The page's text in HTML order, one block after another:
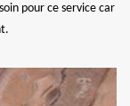
pour ce service car